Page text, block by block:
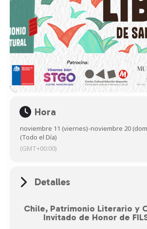
Hora
noviembre 11 (viernes)-noviembre 20
(Todo el Día)
(GMT+00:00)
Detalles
Chile, Patrimonio Literario y
Invitado de Honor de